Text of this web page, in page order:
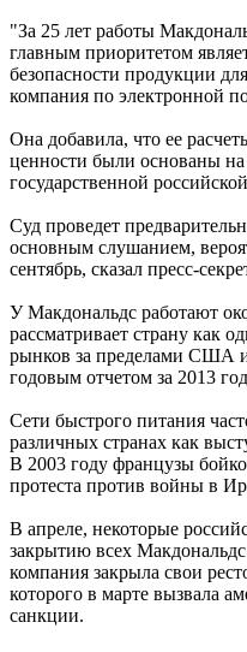
"За 25 лет работы
главным приоритетом
безопасности продукции
компания по электронной
Она добавила, что ее
ценности были основаны
государственной
Суд проведет
основным слушанием,
сентябрь, сказал пресс-
У Макдональдс работают
рассматривает страну как
рынков за пределами США
годовым отчетом за 2013
Сети быстрого питания
различных странах как
В 2003 году французы
протеста против войны в
В апреле, некоторые
закрытию всех Макдональдс
компания закрыла свои
которого в марте вызвала
санкции.